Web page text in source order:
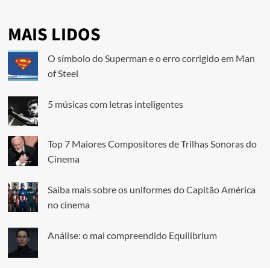
MAIS LIDOS
O símbolo do Superman e o erro corrigido em Man
of Steel
5 músicas com letras inteligentes
Top 7 Maiores Compositores de Trilhas Sonoras do
Cinema
Saiba mais sobre os uniformes do Capitão América
no cinema
Análise: o mal compreendido Equilibrium